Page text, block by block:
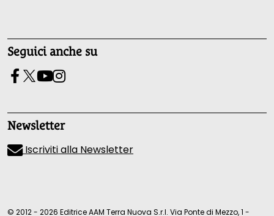
Seguici anche su
Newsletter
Iscriviti alla Newsletter
© 2012 - 2026 Editrice AAM Terra Nuova S.r.l. Via Ponte di Mezzo, 1 -